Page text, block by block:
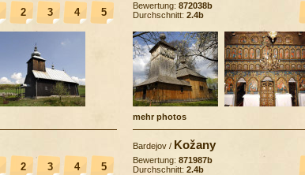
2 3 4 5
Bewertung: 872038b
Durchschnitt: 2.4b
mehr photos
2 3 4 5
Bardejov / Kožany
Bewertung: 871987b
Durchschnitt: 2.4b